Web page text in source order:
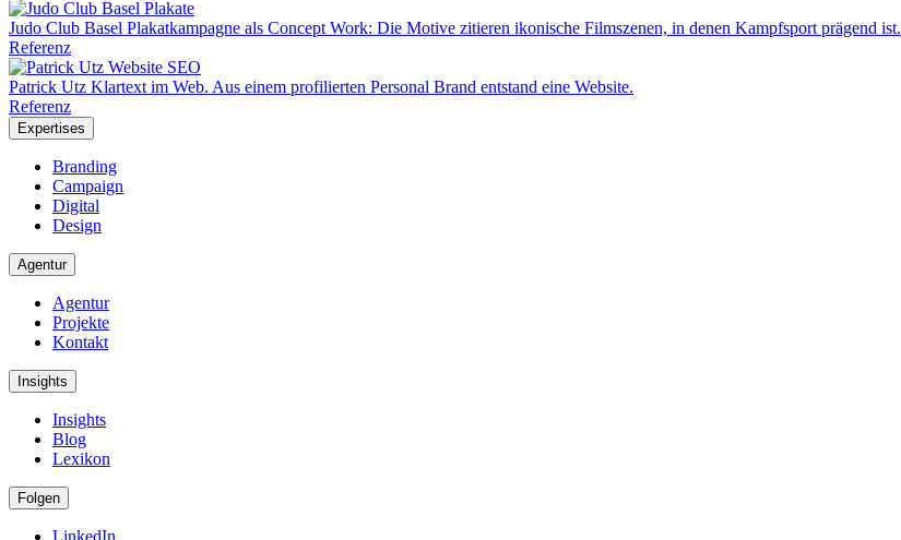
Judo Club Basel Plakatkampagne als Concept Work: Die Motive zitieren ikonische Filmszenen, in denen Kampfsport prägend ist.
Referenz
Patrick Utz Klartext im Web. Aus einem profilierten Personal Brand entstand eine Website.
Referenz
Expertises
Branding
Campaign
Digital
Design
Agentur
Agentur
Projekte
Kontakt
Insights
Insights
Blog
Lexikon
Folgen